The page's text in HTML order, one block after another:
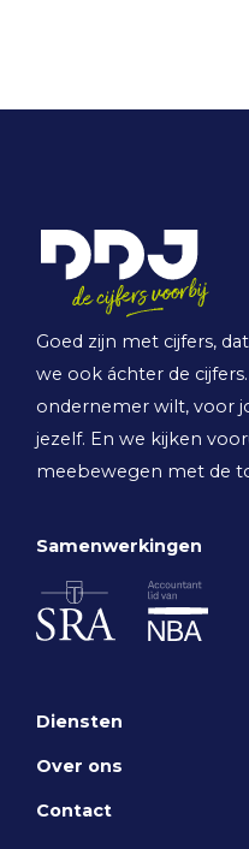
Goed zijn met cijfers,
we ook áchter de
ondernemer wilt, voor
jezelf. En we kijken
meebewegen met de
Samenwerkingen
Diensten
Over ons
Contact